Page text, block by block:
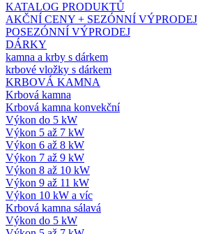
KATALOG PRODUKTŮ
AKČNÍ CENY + SEZÓNNÍ VÝPRODEJ
POSEZÓNNÍ VÝPRODEJ
DÁRKY
kamna a krby s dárkem
krbové vložky s dárkem
KRBOVÁ KAMNA
Krbová kamna
Krbová kamna konvekční
Výkon do 5 kW
Výkon 5 až 7 kW
Výkon 6 až 8 kW
Výkon 7 až 9 kW
Výkon 8 až 10 kW
Výkon 9 až 11 kW
Výkon 10 kW a víc
Krbová kamna sálavá
Výkon do 5 kW